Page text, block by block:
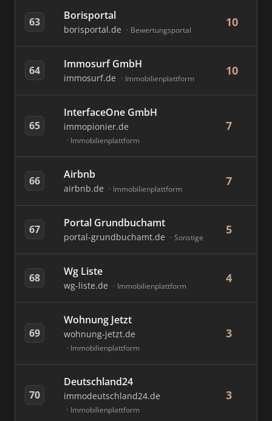
63 Borisportal
borisportal.de Bewertungsportal
10
64 Immosurf GmbH
immosurf.de Immobilienplattform
10
65
InterfaceOne GmbH
immopionier.de
Immobilienplattform
7
66 Airbnb
airbnb.de Immobilienplattform
7
67 Portal Grundbuchamt
portal-grundbuchamt.de Sonstige
5
68 Wg Liste
wg-liste.de Immobilienplattform
4
69
Wohnung Jetzt
wohnung-jetzt.de
Immobilienplattform
3
70
Deutschland24
immodeutschland24.de
Immobilienplattform
3